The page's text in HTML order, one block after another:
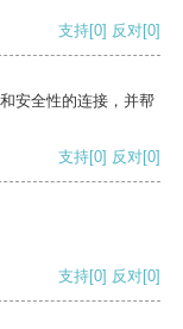
支持[0] 反对[0]
安全性的连接，并帮
支持[0] 反对[0]
支持[0] 反对[0]